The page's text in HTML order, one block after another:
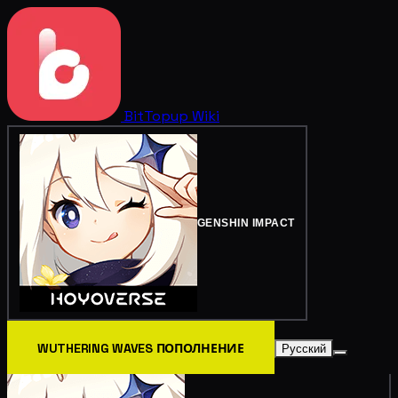
BitTopup Wiki
GENSHIN IMPACT
WUTHERING WAVES ПОПОЛНЕНИЕ Русский